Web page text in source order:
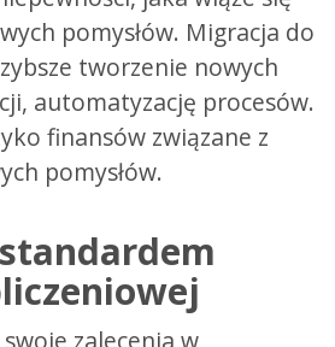
pomysłów. Migracja do
tworzenie nowych
automatyzację procesów.
finansów związane z
pomysłów.